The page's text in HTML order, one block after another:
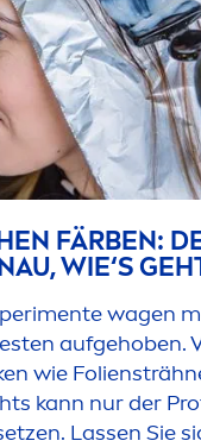
FÄRBEN:
WIE‘S
mente wagen
aufgehoben.
wie
kann nur der
Lassen Sie